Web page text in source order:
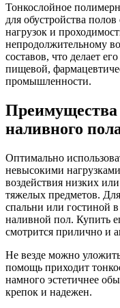
Тонкослойное
для обустройства
нагрузок и
непродолжительному
составов, что делает
пищевой,
промышленности.
Преимущества
наливного
Оптимально
невысокими
воздействия низких
тяжелых предметов.
спальни или гостиной
наливной пол. Купить
смотрится прилично и
Не везде можно
помощь приходит
намного эстетичнее
крепок и надежен.